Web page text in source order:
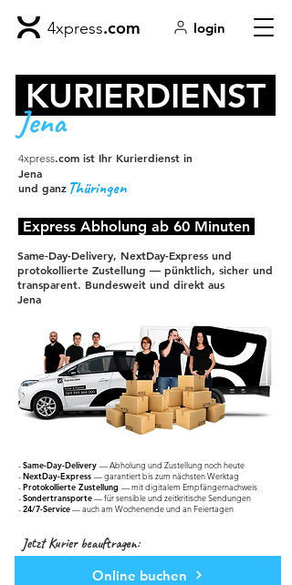
4xpress.com login
KURIERDIENST
Jena
4xpress.com ist Ihr Kurierdienst in
Jena
und ganz Thüringen
Express Abholung ab 60 Minuten
Same-Day-Delivery, NextDay-Express und
protokollierte Zustellung — pünktlich, sicher und
transparent. Bundesweit und direkt aus
Jena
-Same-Day-Delivery — Abholung und Zustellung noch heute
-NextDay-Express — garantiert bis zum nächsten Werktag
-Protokollierte Zustellung — mit digitalem Empfängernachweis
-Sondertransporte— für sensible und zeitkritische Sendungen
-24/7-Service— auch am Wochenende und an Feiertagen
Jetzt Kurier beauftragen:
Online buchen